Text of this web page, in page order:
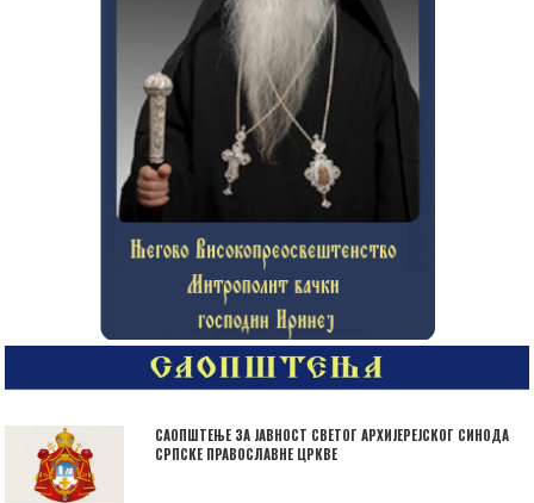
САОПШТЕЊЕ ЗА ЈАВНОСТ СВЕТОГ АРХИЈЕРЕЈСКОГ СИНОДА
СРПСКЕ ПРАВОСЛАВНЕ ЦРКВЕ